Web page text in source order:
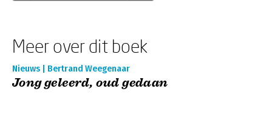
Meer over dit boek
Nieuws | Bertrand Weegenaar
Jong geleerd, oud gedaan